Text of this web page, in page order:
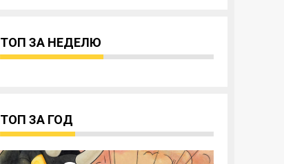
ТОП ЗА НЕДЕЛЮ
ТОП ЗА ГОД